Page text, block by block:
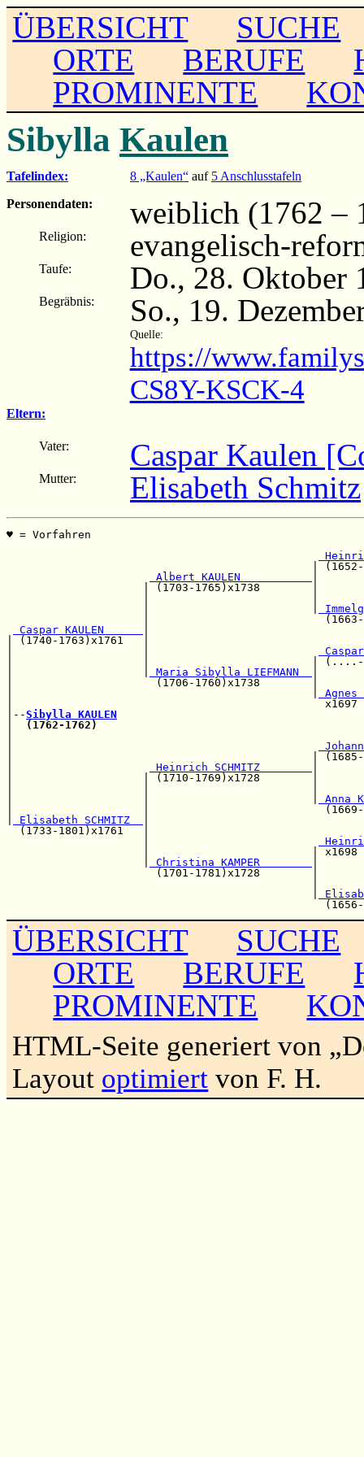
ÜBERSICHT
SUCHE
ORTE
BERUFE
PROMINENTE
Sibylla Kaulen
Tafelindex: 8 „Kaulen“ auf 5 Anschlusstafeln
Personendaten:
weiblich (1762 –
Religion: evangelisch-
Taufe: Do., 28. Oktober
Begräbnis: So., 19.
Quelle:
https://
CS8Y-KSCK-4
Eltern:
Vater: Caspar Kaulen
Mutter: Elisabeth Schmitz
♥ =
|
Albert KAULEN
| (1703-
|
Caspar KAULEN
| (1740-1763)x1761   |
|                    |
Maria Sibylla LIEFMANN
|                      (1706-
|
|--Sibylla KAULEN
(1762-1762)
|                                              |
Heinrich SCHMITZ
|                    | (1710-
|                    |
Elisabeth SCHMITZ
(1733-1801)x1761   |
|
Christina KAMPER
(1701-
ÜBERSICHT
SUCHE
ORTE
BERUFE
PROMINENTE
HTML-Seite generiert von
Layout optimiert von F. H.